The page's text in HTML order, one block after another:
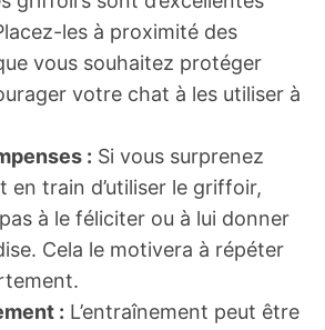
les à proximité des
vous souhaitez protéger
votre chat à les utiliser à
: Si vous surprenez
en train d’utiliser le griffoir,
à le féliciter ou à lui donner
Cela le motivera à répéter
: L’entraînement peut être